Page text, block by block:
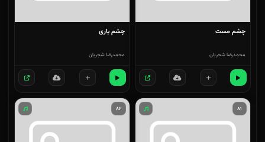
چشم مست
محمدرضا شجریان
چشم یاری
محمدرضا شجریان
۸۱ ۸۲